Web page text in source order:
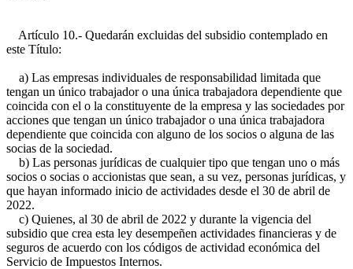
Artículo 10.- Quedarán excluidas del subsidio contemplado en
este Título:
a) Las empresas individuales de responsabilidad limitada que
tengan un único trabajador o una única trabajadora dependiente que
coincida con el o la constituyente de la empresa y las sociedades por
acciones que tengan un único trabajador o una única trabajadora
dependiente que coincida con alguno de los socios o alguna de las
socias de la sociedad.
b) Las personas jurídicas de cualquier tipo que tengan uno o más
socios o socias o accionistas que sean, a su vez, personas jurídicas, y
que hayan informado inicio de actividades desde el 30 de abril de
2022.
c) Quienes, al 30 de abril de 2022 y durante la vigencia del
subsidio que crea esta ley desempeñen actividades financieras y de
seguros de acuerdo con los códigos de actividad económica del
Servicio de Impuestos Internos.